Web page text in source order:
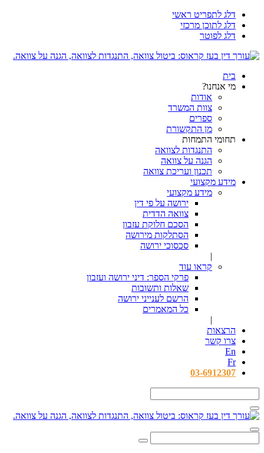
דלג לתפריט ראשי
דלג לתוכן מרכזי
דלג לפוטר
בית
מי אנחנו?
אודות
צוות המשרד
ספרים
מן התקשורת
תחומי התמחות
התנגדות לצוואה
הגנה על צוואה
תכנון ועריכת צוואה
מידע מקצועי
מידע מקצועי
ירושה על פי דין
צוואה הדדית
הסכם חלוקת עזבון
הסתלקות מירושה
סכסוכי ירושה
|
קראו עוד
פרקי הספר: דיני ירושה ועזבון
שאלות ותשובות
הרשם לענייני ירושה
כל המאמרים
|
הרצאות
צרו קשר
En
Fr
03-6912307